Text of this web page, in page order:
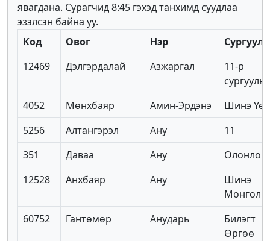
явагдана. Сурагчид 8:45 гэхэд танхимд суудлаа
эзэлсэн байна уу.
Код
Овог Нэр
Сургууль
12469
Дэлгэрдалай Азжаргал
11-р
сургууль
4052
Мөнхбаяр Амин-Эрдэнэ
Шинэ Үе
5256
Алтангэрэл Ану
11
351
Даваа Ану
Олонлог
12528
Анхбаяр Ану
Шинэ
Монгол
60752
Гантөмөр Анударь
Билэгт
Өргөө